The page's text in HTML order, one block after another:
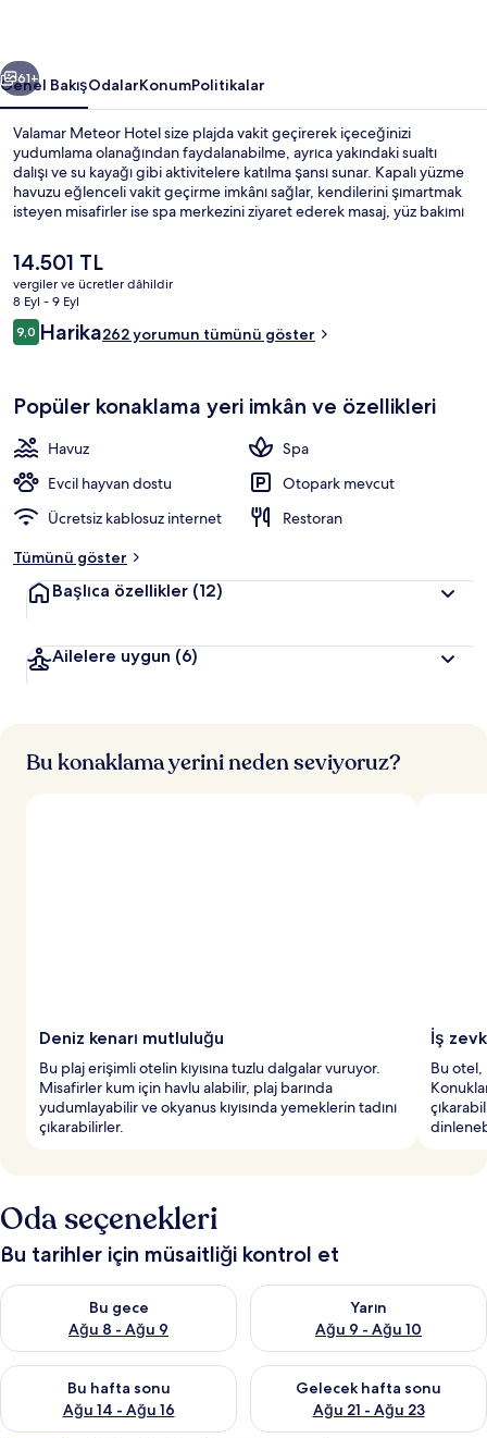
Sonraki
61+
Genel BakışOdalarKonumPolitikalar
Valamar Meteor Hotel size plajda vakit geçirerek içeceğinizi
yudumlama olanağından faydalanabilme, ayrıca yakındaki sualtı
dalışı ve su kayağı gibi aktivitelere katılma şansı sunar. Kapalı yüzme
havuzu eğlenceli vakit geçirme imkânı sağlar, kendilerini şımartmak
isteyen misafirler ise spa merkezini ziyaret ederek masaj, yüz bakımı
MEDITERRANEO RESTAURANT yerel ve uluslararası mutfak
yemekleri sunar ve kahvaltı, öğle yemeği ve akşam yemeği için
açıktır. 2 bar/dinlenme salonu, havuz kenarı barı ve spor salonu diğer
öne çıkan özellikler arasındadır. Misafirler arasında yardıma hazır
personel seviliyor.
Şu
anki
fiyat
14.501 TL
14.501 TL
vergiler ve ücretler dâhildir
8 Eyl - 9 Eyl
Yorumlar
9,09,0/10
Harika262 yorumun tümünü göster
Popüler konaklama yeri imkân ve özellikleri
Havuz
Spa
Evcil hayvan dostu
Otopark mevcut
Ücretsiz kablosuz internet
Restoran
Tümünü göster
Başlıca özellikler (12)
Ailelere uygun (6)
Bu konaklama yerini neden seviyoruz?
Deniz kenarı mutluluğu
Bu plaj erişimli otelin kıyısına tuzlu dalgalar vuruyor.
Misafirler kum için havlu alabilir, plaj barında
yudumlayabilir ve okyanus kıyısında yemeklerin tadını
çıkarabilirler.
İş
Bu otel,
Oda seçenekleri
Bu tarihler için müsaitliği kontrol et
Bu gece
Ağu 8 - Ağu 9
Bu gece için müsaitliği kontrol et Ağu 8 - Ağu 9
Yarın
Ağu 9 - Ağu 10
Yarın için müsaitliği kontrol
Bu hafta sonu
Ağu 14 - Ağu 16
Bu hafta sonu için müsaitliği kontrol et Ağu 14 - Ağu 16
Gelecek hafta sonu
Ağu 21 - Ağu 23
Önümüzdeki hafta sonu için